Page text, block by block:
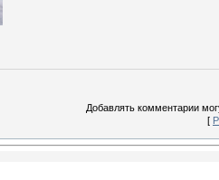
Добавлять комментарии
[